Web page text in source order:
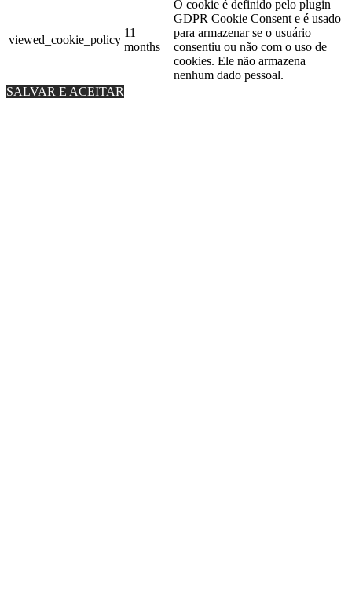
viewed_cookie_policy
11
months
O cookie é definido pelo plugin
GDPR Cookie Consent e é usado
para armazenar se o usuário
consentiu ou não com o uso de
cookies. Ele não armazena
nenhum dado pessoal.
SALVAR E ACEITAR